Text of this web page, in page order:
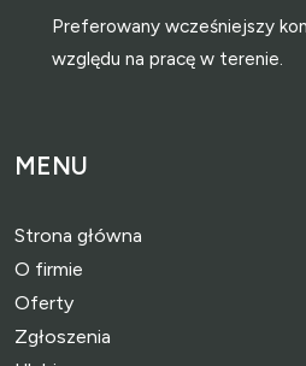
Preferowany wcześniejszy
względu na pracę w terenie.
MENU
Strona główna
O firmie
Oferty
Zgłoszenia